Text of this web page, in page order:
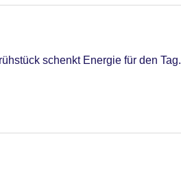
schenkt Energie für den Tag.